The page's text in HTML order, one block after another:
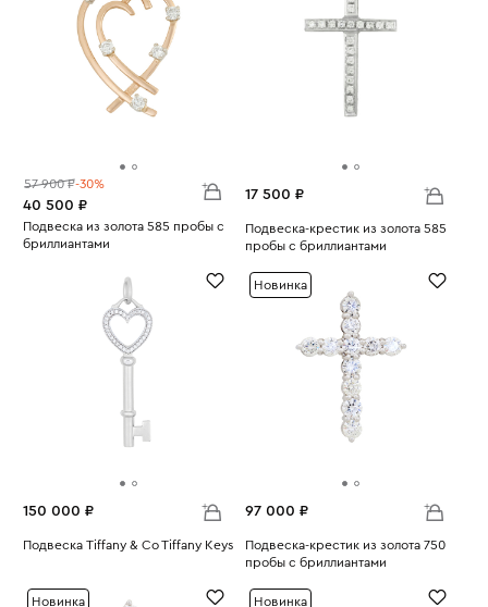
57 900 ₽-30%
40 500 ₽
Подвеска из золота 585 пробы с
бриллиантами
17 500 ₽
Подвеска-крестик из золота 585
пробы с бриллиантами
150 000 ₽
Подвеска Tiffany & Co Tiffany Keys
Новинка
97 000 ₽
Подвеска-крестик из золота 750
пробы с бриллиантами
Новинка Новинка